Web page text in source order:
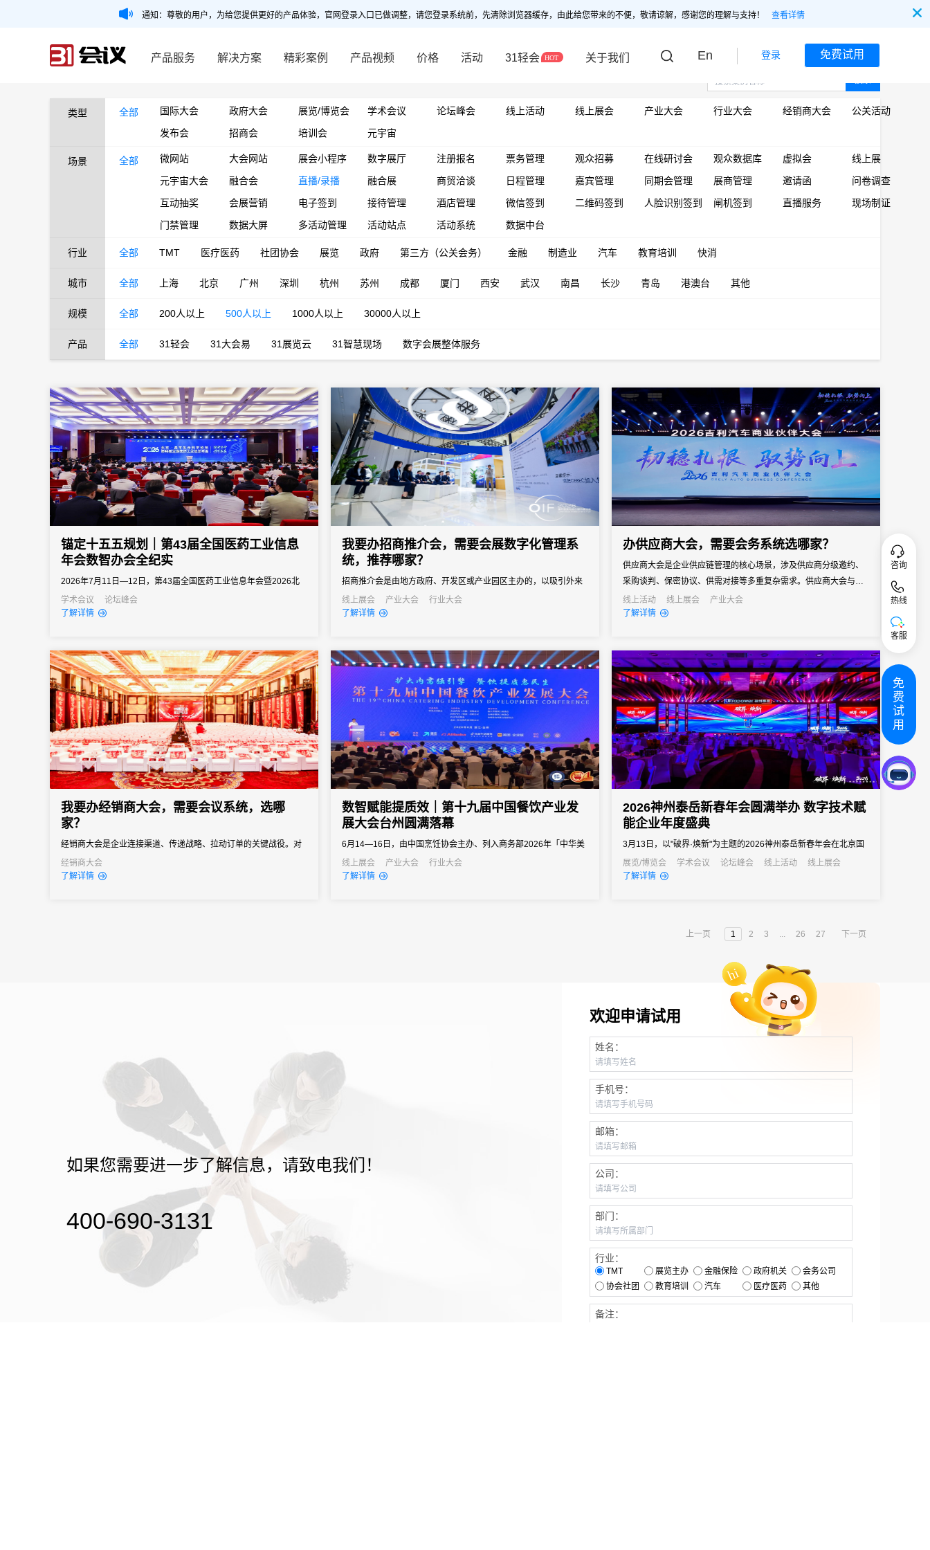
通知：尊敬的用户，为给您提供更好的产品体验，官网登录入口已做调整，请您登录系统前，先清除浏览器缓存，由此给您带来的不便，敬请谅解，感谢您的理解与支持！ 查看详情
产品服务 解决方案 精彩案例 产品视频 价格 活动 31轻会 关于我们 En 登录 免费试用
类型 全部 国际大会 政府大会 展览/博览会 学术会议 论坛峰会 线上活动 线上展会 产业大会 行业大会 经销商大会
公关活动
发布会
招商会 培训会 元宇宙
场景 全部 微网站 大会网站 展会小程序 数字展厅 注册报名 票务管理 观众招募 在线研讨会 观众数据库 虚拟会
线上展
元宇宙大会
融合会 直播/录播 融合展 商贸洽谈 日程管理 嘉宾管理 同期会管理 展商管理 邀请函
问卷调查
互动抽奖
会展营销 电子签到 接待管理 酒店管理 微信签到 二维码签到 人脸识别签到 闸机签到 直播服务
现场制证
门禁管理
数据大屏 多活动管理 活动站点 活动系统 数据中台
行业 全部 TMT 医疗医药 社团协会 展览 政府 第三方（公关会务） 金融 制造业 汽车 教育培训 快消
城市 全部 上海 北京 广州 深圳 杭州 苏州 成都 厦门 西安 武汉 南昌 长沙 青岛 港澳台 其他
规模 全部 200人以上 500人以上 1000人以上 30000人以上
产品 全部 31轻会 31大会易 31展览云 31智慧现场 数字会展整体服务
锚定十五五规划｜第43届全国医药工业信息
年会数智办会全纪实
2026年7月11日—12日，第43届全国医药工业信息年会暨2026北
京・昌平生命科学论坛落地北京昌平石油科技交流中心。大会由北
京市经信局、北京市药监局、昌平区政府等多部门联合主办，中国
学术会议
论坛峰会
了解详情
我要办招商推介会，需要会展数字化管理系
统，推荐哪家？
招商推介会是由地方政府、开发区或产业园区主办的，以吸引外来
投资、促进产业落地为核心目标的专题商务活动。参会客商涵盖世
界500强、行业龙头、投资机构和商会协会，单场活动潜在投资意
会务系统不...
线上展会 产业大会
行业大会
了解详情
办供应商大会，需要会务系统选哪家？
供应商大会是企业供应链管理的核心场景，涉及供应商分级邀约、
采购谈判、保密协议、供需对接等多重复杂需求。供应商大会与普
通企业会议有本质区别——它既是企业面向供应链伙伴的年度沟通
窗口，也是采购策略落地、供需关系深化的关键场景。
线上活动 线上展会
产业大会
了解详情
我要办经销商大会，需要会议系统，选哪
家？
经销商大会是企业连接渠道、传递战略、拉动订单的关键战役。对
品牌商而言，它不只是“开一场会”，而是年度政策发布、销售目标分
解、渠道关系维护的核心节点。一场成功的经销商大会，能让经销
经销商大会
了解详情
数智赋能提质效｜第十九届中国餐饮产业发
展大会台州圆满落幕
6月14—16日，由中国烹饪协会主办、列入商务部2026年「中华美
食荟」重点促消费活动的第十九届中国餐饮产业发展大会在浙江台
州白天鹅国际会议中心圆满举办。
线上展会 产业大会
行业大会
了解详情
2026神州泰岳新春年会圆满举办 数字技术赋
能企业年度盛典
3月13日，以"破界·焕新"为主题的2026神州泰岳新春年会在北京国
家会议中心成功举办。来自全国的1600余名泰岳人齐聚一堂，回望
2025奋进征程，共启AI时代的战略新征程，以"破认知之界、破人效
展览/博览会 学术会议 论坛峰会 线上活动
线上展会
了解详情
上一页 1 2 3 ... 26 27 下一页
如果您需要进一步了解信息，请致电我们！
400-690-3131
欢迎申请试用
姓名：
手机号：
邮箱：
公司：
部门：
行业：
TMT 展览主办 金融保险 政府机关
会务公司
协会社团
教育培训 汽车 医疗医药 其他
备注：
咨询
热线
客服
免
费
试
用